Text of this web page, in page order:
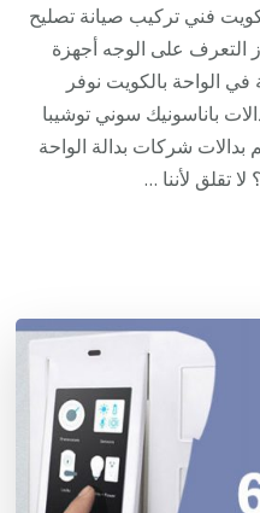
فني تركيب صيانة تصليح
التعرف على الوجه أجهزة
الواحة بالكويت نوفر
باناسونيك سوني توشيبا
بدالات شركات بدالة الواحة
تقلق لأننا …